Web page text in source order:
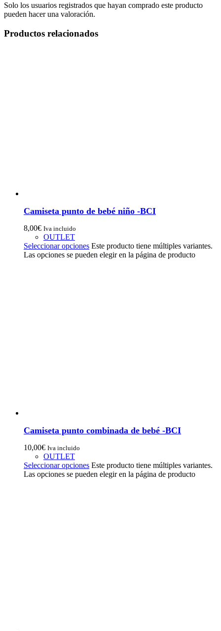
Solo los usuarios registrados que hayan comprado este producto
pueden hacer una valoración.
Productos relacionados
Camiseta punto de bebé niño -BCI
8,00€ Iva incluido
OUTLET
Seleccionar opciones Este producto tiene múltiples variantes.
Las opciones se pueden elegir en la página de producto
Camiseta punto combinada de bebé -BCI
10,00€ Iva incluido
OUTLET
Seleccionar opciones Este producto tiene múltiples variantes.
Las opciones se pueden elegir en la página de producto